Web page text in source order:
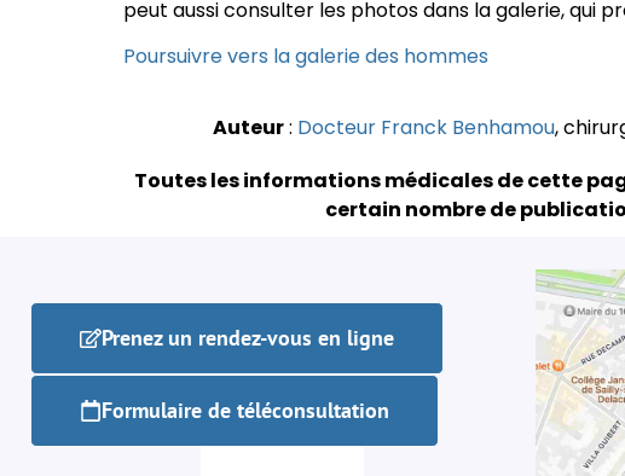
peut aussi consulter les photos dans la galerie, qui
Poursuivre vers la galerie des hommes
Auteur: Docteur Franck Benhamou,
Toutes les informations médicales de cette
certain nombre de
Prenez un rendez-vous en ligne
Formulaire de téléconsultation